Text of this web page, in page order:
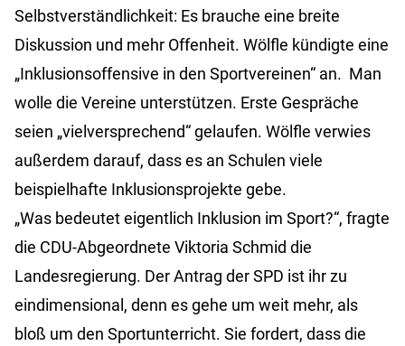
Selbstverständlichkeit: Es brauche eine breite
Diskussion und mehr Offenheit. Wölfle kündigte eine
„Inklusionsoffensive in den Sportvereinen“ an. Man
wolle die Vereine unterstützen. Erste Gespräche
seien „vielversprechend“ gelaufen. Wölfle verwies
außerdem darauf, dass es an Schulen viele
beispielhafte Inklusionsprojekte gebe.
„Was bedeutet eigentlich Inklusion im Sport?“, fragte
die CDU-Abgeordnete Viktoria Schmid die
Landesregierung. Der Antrag der SPD ist ihr zu
eindimensional, denn es gehe um weit mehr, als
bloß um den Sportunterricht. Sie fordert, dass die